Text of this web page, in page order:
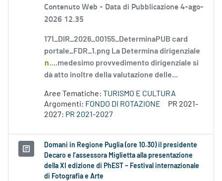
Contenuto Web - Data di Pubblicazione 4-ago-
2026 12.35
171_DIR_2026_00155_DeterminaPUB card
portale_FDR_1.png La Determina dirigenziale
n....medesimo provvedimento dirigenziale si
dà atto inoltre della valutazione delle...
Aree Tematiche: TURISMO E CULTURA
Argomenti: FONDO DI ROTAZIONE
PR 2021-
2027: PR 2021-2027
Domani in Regione Puglia (ore 10.30) il presidente
Decaro e l’assessora Miglietta alla presentazione
della XI edizione di PhEST – Festival internazionale
di Fotografia e Arte